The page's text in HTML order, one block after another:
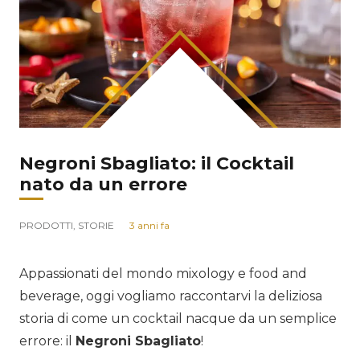
Negroni Sbagliato: il Cocktail
nato da un errore
PRODOTTI STORIE 3 anni fa
Appassionati del mondo mixology e food and
beverage, oggi vogliamo raccontarvi la deliziosa
storia di come un cocktail nacque da un semplice
errore: il Negroni Sbagliato!